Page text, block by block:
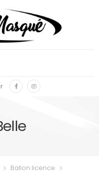
Ballon licence